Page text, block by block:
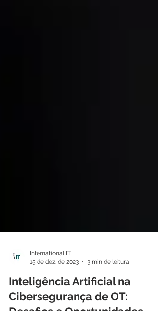
15 de dez. de 2023
3 min de leitura
Inteligência Artificial na